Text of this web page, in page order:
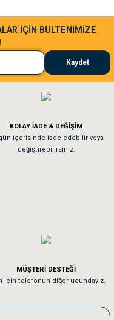
bir sorun yaşadım ve arkadaşlar
bayıldım
olması iyi.
İÇİN BÜLTENİMİZE
Kaydet
KOLAY İADE & DEĞİŞİM
içerisinde iade edebilir veya
değiştirebilirsiniz.
MÜŞTERİ DESTEĞİ
için telefonun diğer ucundayız.